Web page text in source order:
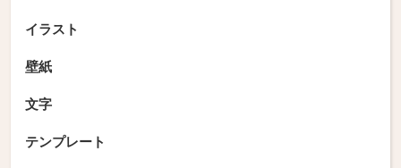
イラスト
壁紙
文字
テンプレート